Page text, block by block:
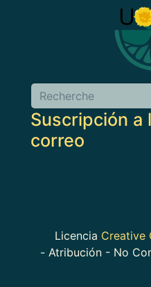
Buscar
Suscripción a
correo
Licencia Creative
- Atribución - No